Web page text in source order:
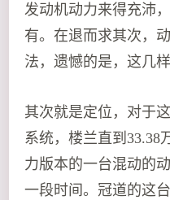
发动机动力来得充沛
有。在退而求其次，
法，遗憾的是，这几
其次就是定位，对于
系统，楼兰直到33.38
力版本的一台混动的
一段时间。冠道的这